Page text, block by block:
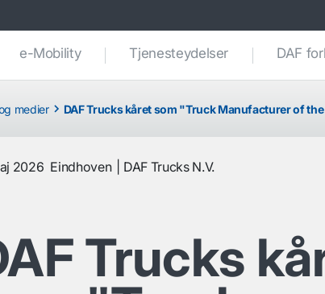
e-Mobility Tjenesteydelser DAF
medier DAF Trucks kåret som "Truck Manufacturer of the
2026 Eindhoven DAF Trucks N.V.
Trucks